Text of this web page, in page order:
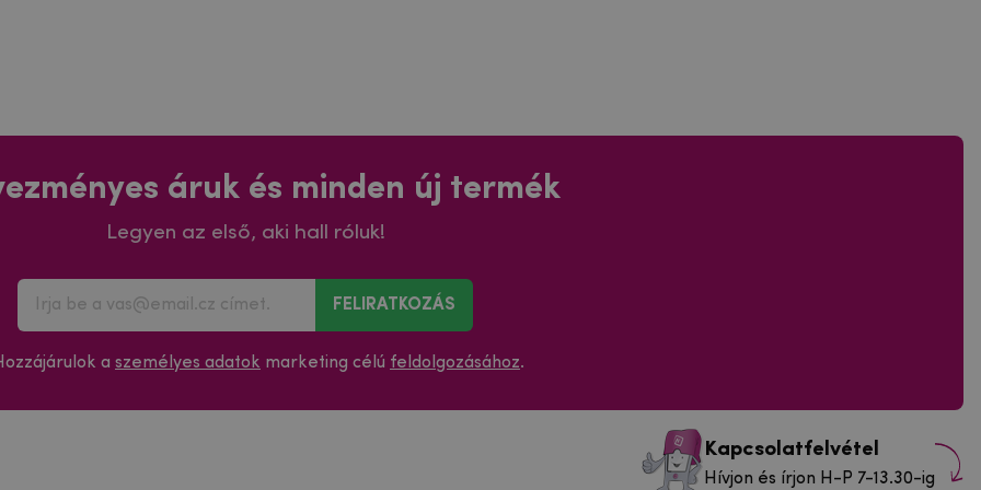
áruk és minden új termék
Legyen az első, aki hall róluk!
FELIRATKOZÁS
a személyes adatok marketing célú feldolgozásához.
Kapcsolatfelvétel
Hívjon és írjon H-P 7-13.30-ig